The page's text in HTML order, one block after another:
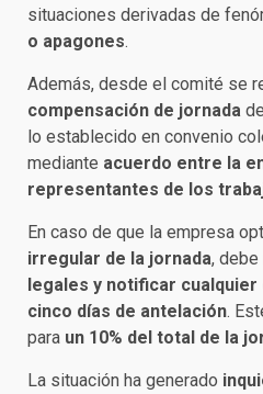
situaciones derivadas de
o apagones.
Además, desde el comité se
compensación de jornada
lo establecido en convenio
mediante acuerdo entre la
representantes de los
En caso de que la empresa
irregular de la jornada,
legales y notificar cualquier
cinco días de antelación.
para un 10% del total de la
La situación ha generado